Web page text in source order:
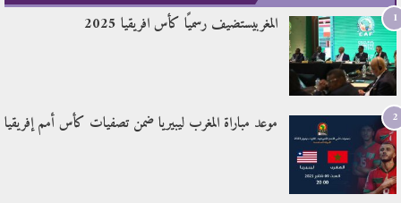
1 المغربيستضيف رسميًا كأس افريقيا 2025
2 موعد مباراة المغرب ليبيريا ضمن تصفيات كأس أمم إفريقيا